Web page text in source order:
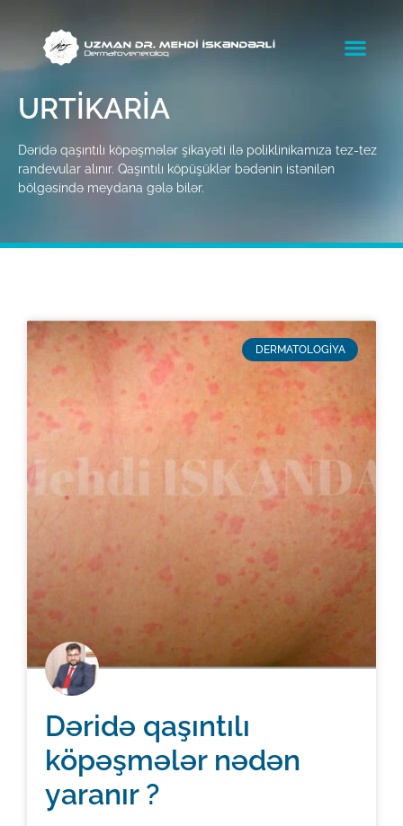
URTIKARIA
Dəridə qaşıntılı köpəşmələr şikayəti ilə poliklinikamıza tez-tez
randevular alınır. Qaşıntılı köpüşüklər bədənin istənilən
bölgəsində meydana gələ bilər.
DERMATOLOGİYA
Dəridə qaşıntılı
köpəşmələr nədən
yaranır ?